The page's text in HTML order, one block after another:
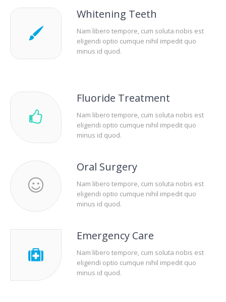
Whitening Teeth
Nam libero tempore, cum soluta nobis est
eligendi optio cumque nihil impedit quo
minus id quod.
Fluoride Treatment
Nam libero tempore, cum soluta nobis est
eligendi optio cumque nihil impedit quo
minus id quod.
Oral Surgery
Nam libero tempore, cum soluta nobis est
eligendi optio cumque nihil impedit quo
minus id quod.
Emergency Care
Nam libero tempore, cum soluta nobis est
eligendi optio cumque nihil impedit quo
minus id quod.